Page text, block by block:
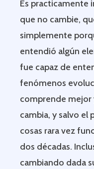
Es practicamente
que no cambie,
simplemente
entendió algún
fue capaz de
fenómenos
comprende mejor
cambia, y salvo el
cosas rara vez
dos décadas.
cambiando dada